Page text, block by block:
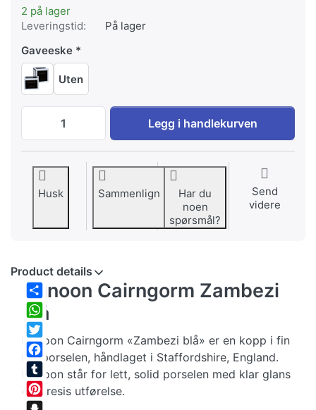
2 på lager
Leveringstid:
På lager
Gaveeske
Uten
Dunoon Cairngorm Zambezi blå til EUR
Legg i handlekurven
Husk Sammenlign
Har du
noen
spørsmål?
Send
videre
Share
WhatsApp
Twitter
Facebook
Tumblr
Pinterest
Product details
Dunoon Cairngorm Zambezi
blå
Dunoon Cairngorm «Zambezi blå» er en kopp i fin
benporselen, håndlaget i Staffordshire, England.
Dunoon står for lett, solid porselen med klar glans
og presis utførelse.